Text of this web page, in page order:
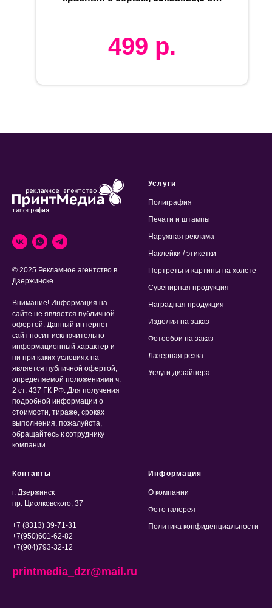
499 р.
© 2025 Рекламное агентство в
Дзержинске
Внимание! Информация на
сайте не является публичной
офертой. Данный интернет
сайт носит исключительно
информационный характер и
ни при каких условиях на
является публичной офертой,
определяемой положениями ч.
2 ст. 437 ГК РФ. Для получения
подробной информации о
стоимости, тираже, сроках
выполнения, пожалуйста,
обращайтесь к сотруднику
компании.
Услуги
Полиграфия
Печати и штампы
Наружная реклама
Наклейки / этикетки
Портреты и картины на холсте
Сувенирная продукция
Наградная продукция
Изделия на заказ
Фотообои на заказ
Лазерная резка
Услуги дизайнера
Контакты
г. Дзержинск
пр. Циолковского, 37
+7 (8313) 39-71-31
+7(950)601-62-82
+7(904)793-32-12
printmedia_dzr@mail.ru
Информация
О компании
Фото галерея
Политика конфиденциальности